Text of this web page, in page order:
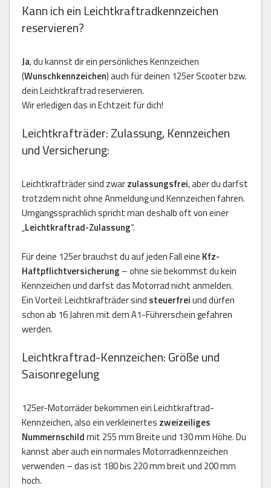
Kann ich ein Leichtkraftradkennzeichen
reservieren?
Ja, du kannst dir ein persönliches Kennzeichen
(Wunschkennzeichen) auch für deinen 125er Scooter bzw.
dein Leichtkraftrad reservieren.
Wir erledigen das in Echtzeit für dich!
Leichtkrafträder: Zulassung, Kennzeichen
und Versicherung:
Leichtkrafträder sind zwarzulassungsfrei, aber du darfst
trotzdem nicht ohne Anmeldung und Kennzeichen fahren.
Umgangssprachlich spricht man deshalb oft von einer
„Leichtkraftrad-Zulassung“.
Für deine 125er brauchst du auf jeden Fall eine Kfz-
Haftpflichtversicherung – ohne sie bekommst du kein
Kennzeichen und darfst das Motorrad nicht anmelden.
Ein Vorteil: Leichtkrafträder sind steuerfreiund dürfen
schon ab 16 Jahren mit dem A1-Führerschein gefahren
werden.
Leichtkraftrad-Kennzeichen: Größe und
Saisonregelung
125er-Motorräder bekommen ein Leichtkraftrad-
Kennzeichen, also ein verkleinertes zweizeiliges
Nummernschildmit 255 mm Breite und 130 mm Höhe. Du
kannst aber auch ein normales Motorradkennzeichen
verwenden – das ist 180 bis 220 mm breit und 200 mm
hoch.